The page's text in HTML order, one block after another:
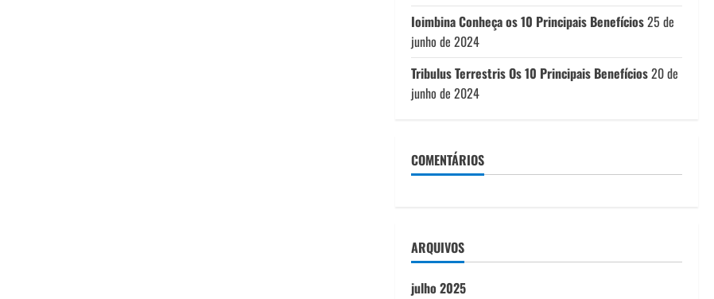
Ioimbina Conheça os 10 Principais Benefícios25 de
junho de 2024
Tribulus Terrestris Os 10 Principais Benefícios20 de
junho de 2024
COMENTÁRIOS
ARQUIVOS
julho 2025